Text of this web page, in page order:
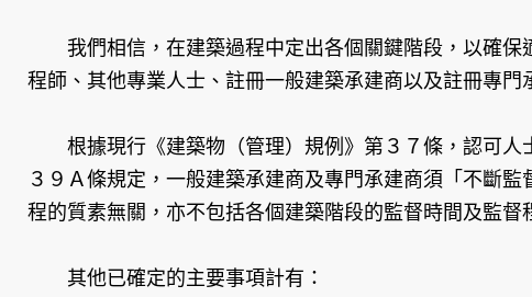
我們相信，在建築過程中定出各個關鍵階段，以確保
程師、其他專業人士、註冊一般建築承建商以及註冊專門
根據現行《建築物（管理）規例》第３７條，認可人
３９Ａ條規定，一般建築承建商及專門承建商須「不斷
程的質素無關，亦不包括各個建築階段的監督時間及監
其他已確定的主要事項計有：